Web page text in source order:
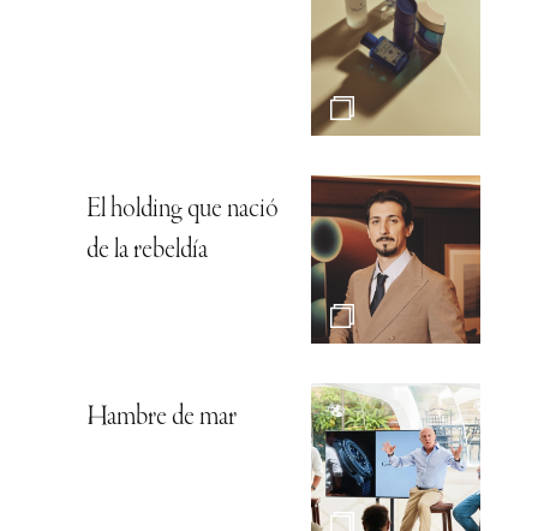
El holding que nació
de la rebeldía
Hambre de mar